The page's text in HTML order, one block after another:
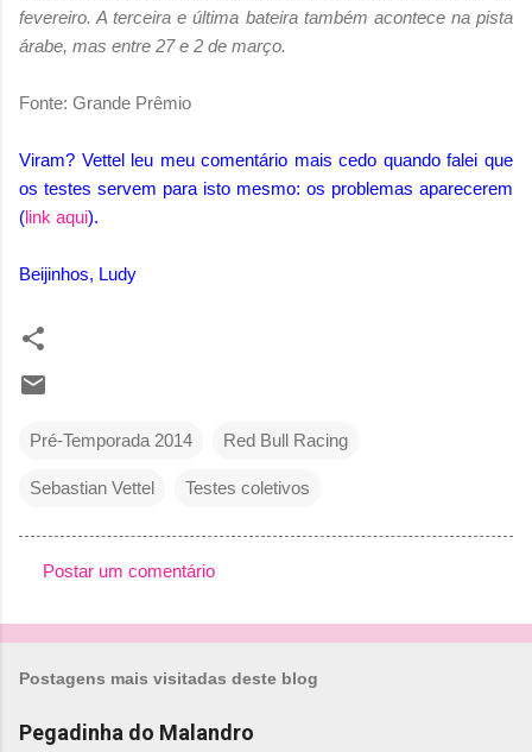
fevereiro. A terceira e última bateira também acontece na pista
árabe, mas entre 27 e 2 de março.
Fonte: Grande Prêmio
Viram? Vettel leu meu comentário mais cedo quando falei que
os testes servem para isto mesmo: os problemas aparecerem
(link aqui).
Beijinhos, Ludy
Pré-Temporada 2014 Red Bull Racing
Sebastian Vettel Testes coletivos
o
n
Postar um comentário
Postagens mais visitadas deste blog
Pegadinha do Malandro